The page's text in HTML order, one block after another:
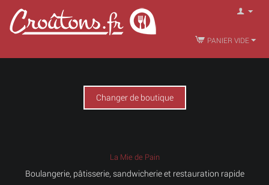
PANIER VIDE
Changer de boutique
La Mie de Pain
Boulangerie, pâtisserie, sandwicherie et restauration rapide